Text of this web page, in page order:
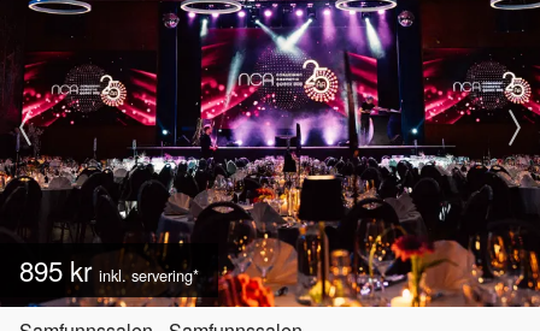
895 kr inkl. servering*